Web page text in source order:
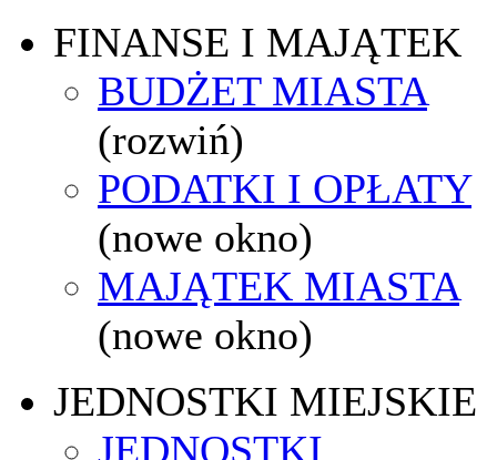
FINANSE I MAJĄTEK
BUDŻET MIASTA
(rozwiń)
PODATKI I OPŁATY
(nowe okno)
MAJĄTEK MIASTA
(nowe okno)
JEDNOSTKI MIEJSKIE
JEDNOSTKI